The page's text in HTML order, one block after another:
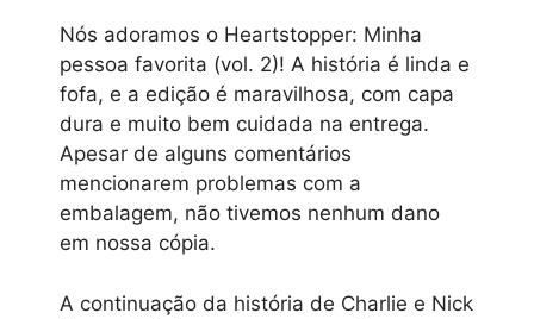
Nós adoramos o Heartstopper: Minha
pessoa favorita (vol. 2)! A história é linda e
fofa, e a edição é maravilhosa, com capa
dura e muito bem cuidada na entrega.
Apesar de alguns comentários
mencionarem problemas com a
embalagem, não tivemos nenhum dano
em nossa cópia.
A continuação da história de Charlie e Nick